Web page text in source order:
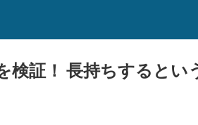
検証！ 長持ちするとい